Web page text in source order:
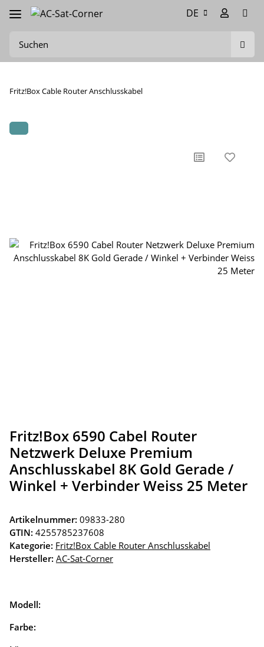
DE
Fritz!Box Cable Router Anschlusskabel
Fritz!Box 6590 Cabel Router
Netzwerk Deluxe Premium
Anschlusskabel 8K Gold Gerade /
Winkel + Verbinder Weiss 25 Meter
Artikelnummer: 09833-280
GTIN: 4255785237608
Kategorie: Fritz!Box Cable Router Anschlusskabel
Hersteller: AC-Sat-Corner
Modell:
Farbe: